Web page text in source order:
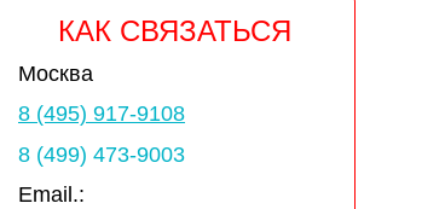
КАК СВЯЗАТЬСЯ
Москва
8 (495) 917-9108
8 (499) 473-9003
Email.: